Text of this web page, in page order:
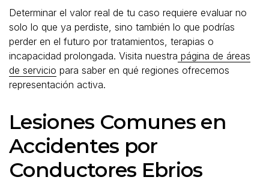
Determinar el valor real de tu caso requiere evaluar no
solo lo que ya perdiste, sino también lo que podrías
perder en el futuro por tratamientos, terapias o
incapacidad prolongada. Visita nuestra página de áreas
de servicio para saber en qué regiones ofrecemos
representación activa.
Lesiones Comunes en
Accidentes por
Conductores Ebrios